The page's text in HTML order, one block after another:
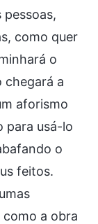
pessoas,
como quer
o
chegará a
aforismo
para usá-lo
o
feitos.
como a obra